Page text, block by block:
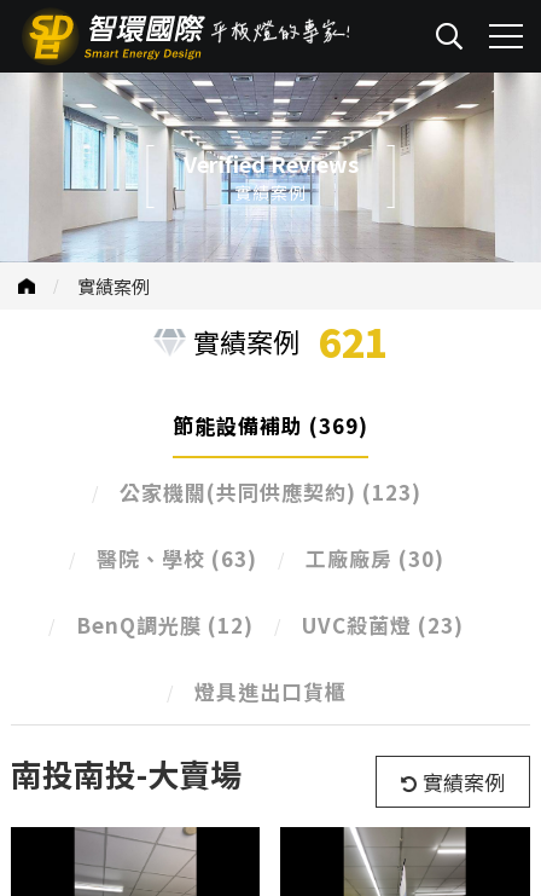
Verified Reviews
實績案例
實績案例
實績案例 621
節能設備補助 (369)
公家機關(共同供應契約) (123)
醫院、學校 (63) 工廠廠房 (30)
BenQ調光膜 (12) UVC殺菌燈 (23)
燈具進出口貨櫃
南投南投-大賣場 實績案例